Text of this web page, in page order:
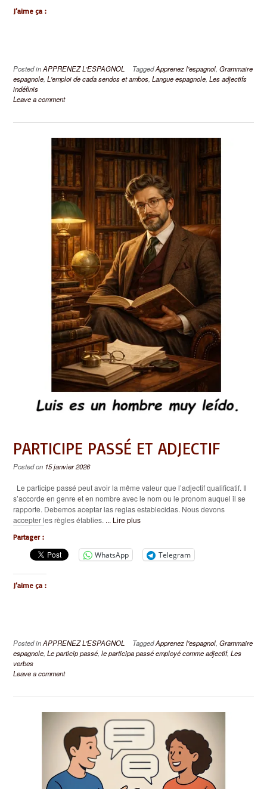
J’aime ça :
Posted inAPPRENEZ L'ESPAGNOL TaggedApprenez l'espagnol, Grammaire
espagnole, L'emploi de cada sendos et ambos, Langue espagnole, Les adjectifs
indéfinis
Leave a comment
PARTICIPE PASSÉ ET ADJECTIF
Posted on 15 janvier 2026
Le participe passé peut avoir la même valeur que l’adjectif qualificatif. Il
s’accorde en genre et en nombre avec le nom ou le pronom auquel il se
rapporte. Debemos aceptar las reglas establecidas. Nous devons
accepter les règles établies. ... Lire plus
Partager :
WhatsApp Telegram
J’aime ça :
Posted inAPPRENEZ L'ESPAGNOL TaggedApprenez l'espagnol, Grammaire
espagnole, Le particip passé, le participa passé employé comme adjectif, Les
verbes
Leave a comment